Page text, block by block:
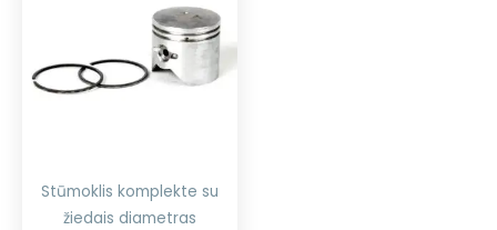
Stūmoklis komplekte su
žiedais diametras